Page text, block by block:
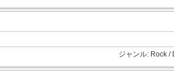
ジャンル: Rock /